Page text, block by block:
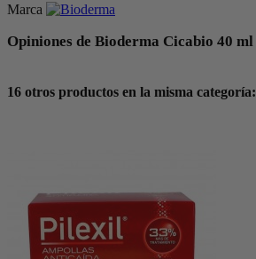
Marca
Opiniones de Bioderma Cicabio 40 ml
16 otros productos en la misma categoría: